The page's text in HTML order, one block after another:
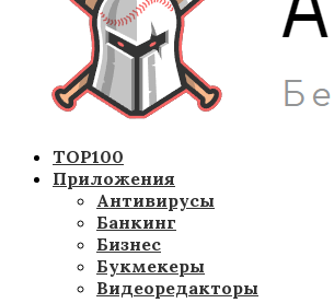
TOP100
Приложения
Антивирусы
Банкинг
Бизнес
Букмекеры
Видеоредакторы